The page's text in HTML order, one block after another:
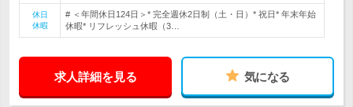
休日
休暇
# ＜年間休日124日＞* 完全週休2日制（土・日）* 祝日* 年末年始
休暇* リフレッシュ休暇（3…
求人詳細を見る 気になる